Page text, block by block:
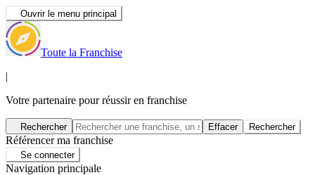
Ouvrir le menu principal
Toute la Franchise
|
Votre partenaire pour réussir en franchise
Rechercher Effacer Rechercher
Référencer ma franchise
Se connecter
Navigation principale